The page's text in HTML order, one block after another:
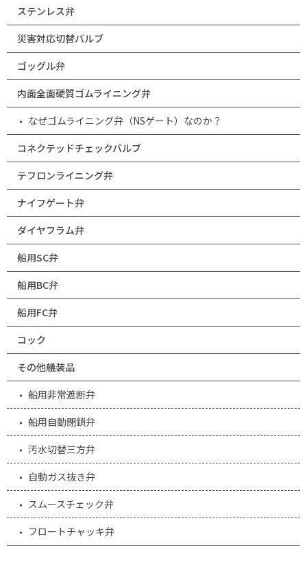
ステンレス弁
災害対応切替バルブ
ゴッグル弁
内面全面硬質ゴムライニング弁
なぜゴムライニング弁（NSゲート）なのか？
コネクテッドチェックバルブ
テフロンライニング弁
ナイフゲート弁
ダイヤフラム弁
船用SC弁
船用BC弁
船用FC弁
コック
その他艤装品
船用非常遮断弁
船用自動閉鎖弁
汚水切替三方弁
自動ガス抜き弁
スムースチェック弁
フロートチャッキ弁